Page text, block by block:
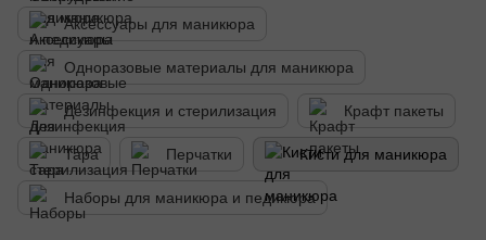
Аксессуары для маникюра
Одноразовые материалы для маникюра
Дезинфекция и стерилизация Крафт пакеты
Тара Перчатки Кисти для маникюра
Наборы для маникюра и педикюра